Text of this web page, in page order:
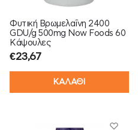
Φυτική Βρωμελαΐνη 2400
GDU/g 500mg Now Foods 60
Kάψουλες
€23,67
ΚΑΛΑΘΙ